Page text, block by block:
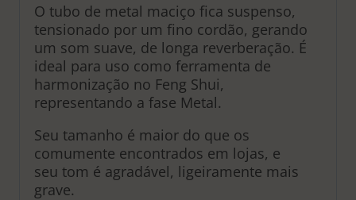
O tubo de metal maciço fica suspenso,
tensionado por um fino cordão, gerando
um som suave, de longa reverberação. É
ideal para uso como ferramenta de
harmonização no Feng Shui,
representando a fase Metal.
Seu tamanho é maior do que os
comumente encontrados em lojas, e
seu tom é agradável, ligeiramente mais
grave.